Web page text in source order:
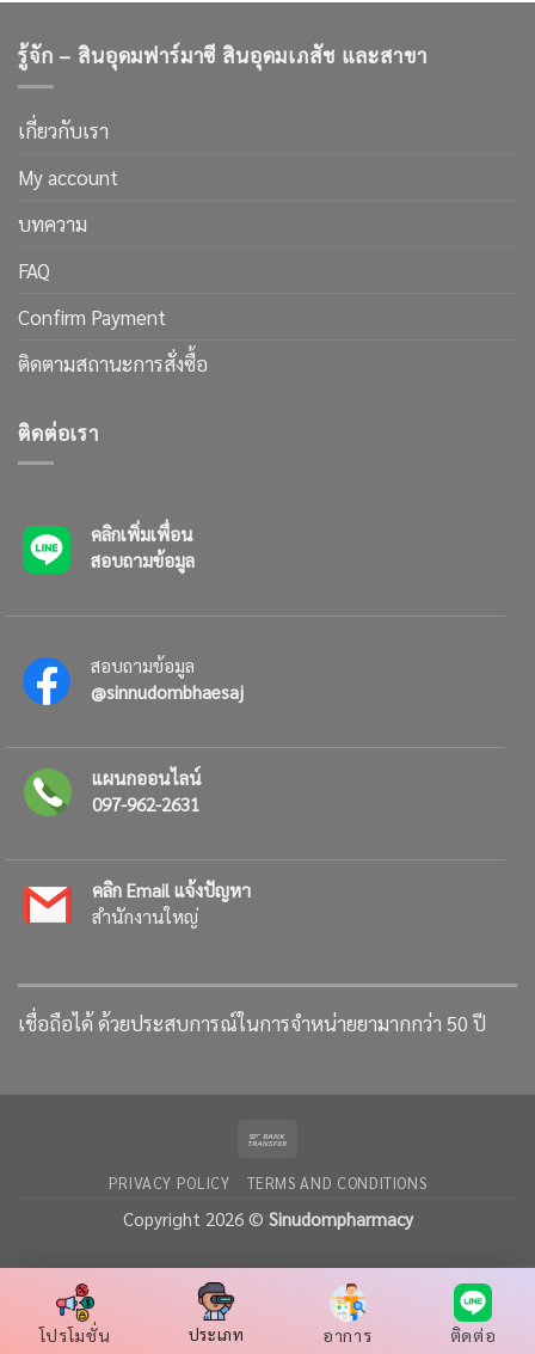
รู้จัก – สินอุดมฟาร์มาซี สินอุดมเภสัช และสาขา
เกี่ยวกับเรา
My account
บทความ
FAQ
Confirm Payment
ติดตามสถานะการสั่งซื้อ
ติดต่อเรา
คลิกเพิ่มเพื่อน
สอบถามข้อมูล
สอบถามข้อมูล
@sinnudombhaesaj
แผนกออนไลน์
097-962-2631
คลิก Email แจ้งปัญหา
สำนักงานใหญ่
เชื่อถือได้ ด้วยประสบการณ์ในการจำหน่ายยามากกว่า 50 ปี
PRIVACY POLICY TERMS AND CONDITIONS
Copyright 2026 © Sinudompharmacy
โปรโมชั่น ประเภท อาการ ติดต่อ